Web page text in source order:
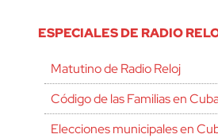
ESPECIALES DE RADIO
Matutino de Radio Reloj
Código de las Familias en
Elecciones municipales en